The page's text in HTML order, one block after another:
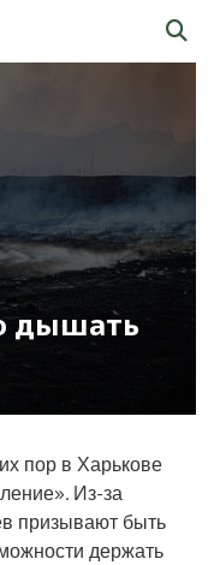
дышать
пор в Харькове
Из-за
призывают быть
держать